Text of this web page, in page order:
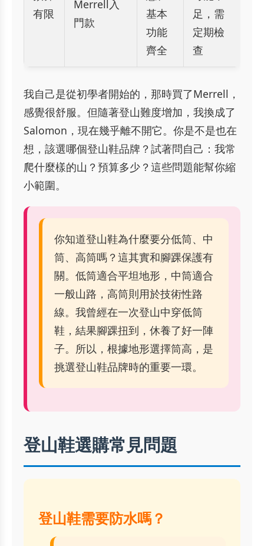
有限
Merrell入
門款
基本
功能
齊全
足，需
定期檢
查
我自己是從初學者開始的，那時買了Merrell，
感覺很舒服。但隨著登山難度增加，我換成了
Salomon，現在幾乎離不開它。你是不是也在
想，該選哪個登山鞋品牌？試著問自己：我常
爬什麼樣的山？預算多少？這些問題能幫你縮
小範圍。
你知道登山鞋為什麼要分低筒、中
筒、高筒嗎？這其實和腳踝保護有
關。低筒適合平坦地形，中筒適合
一般山路，高筒則用於技術性路
線。我曾經在一次登山中穿低筒
鞋，結果腳踝扭到，休養了好一陣
子。所以，根據地形選擇筒高，是
挑選登山鞋品牌時的重要一環。
登山鞋選購常見問題
登山鞋需要防水嗎？